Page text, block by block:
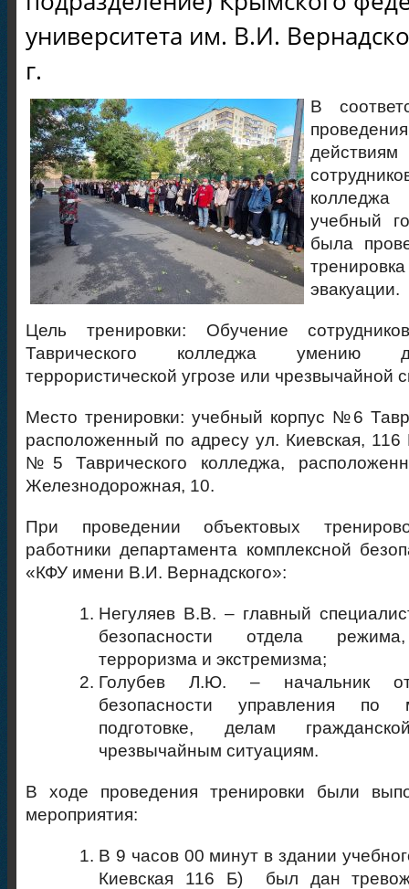
университета им. В.И.
г.
В
учебный
была
эвакуации.
Цель тренировки: Обучение
Таврического колледжа умению
террористической угрозе или чрезвычайной
Место тренировки: учебный корпус №6
расположенный по адресу ул. Киевская,
№5 Таврического колледжа,
Железнодорожная, 10.
При проведении объектовых
работники департамента комплексной
«КФУ имени В.И. Вернадского»:
Негуляев В.В. – главный
безопасности отдела
терроризма и экстремизма;
Голубев Л.Ю. – начальник
безопасности управления по
подготовке, делам
чрезвычайным ситуациям.
В ходе проведения тренировки были
мероприятия:
В 9 часов 00 минут в здании
Киевская 116 Б) был дан